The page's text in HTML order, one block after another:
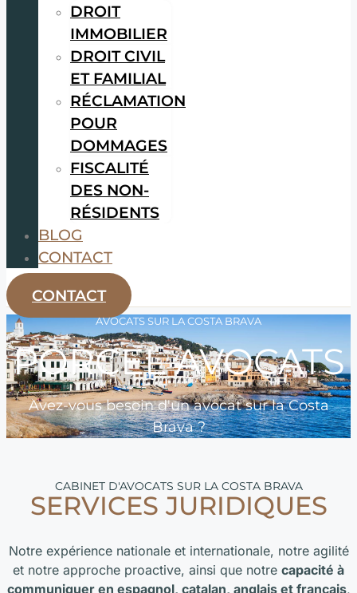
DROIT
IMMOBILIER
DROIT CIVIL
ET FAMILIAL
RÉCLAMATION
POUR
DOMMAGES
FISCALITÉ
DES NON-
RÉSIDENTS
BLOG
CONTACT
CONTACT
AVOCATS SUR LA COSTA BRAVA
PORCEL AVOCATS
Avez-vous besoin d'un avocat sur la Costa
Brava ?
CABINET D'AVOCATS SUR LA COSTA BRAVA
SERVICES JURIDIQUES
Notre expérience nationale et internationale, notre agilité
et notre approche proactive, ainsi que notre capacité à
communiquer en espagnol, catalan, anglais et français,